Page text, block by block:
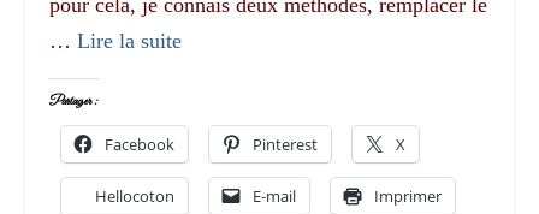
… Lire la suite­­
Partager :
Facebook Pinterest X
Hellocoton E-mail Imprimer